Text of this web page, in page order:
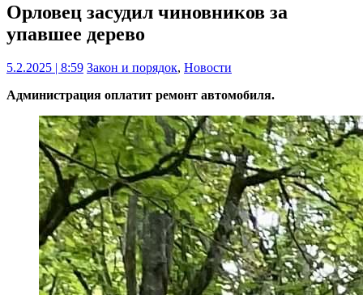
Орловец засудил чиновников за
упавшее дерево
5.2.2025 | 8:59 Закон и порядок, Новости
Администрация оплатит ремонт автомобиля.